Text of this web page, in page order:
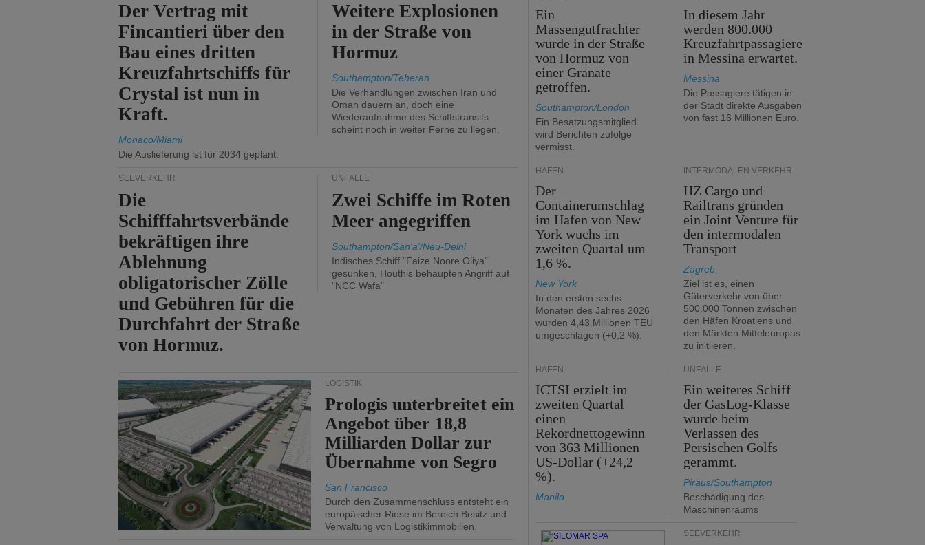
Der Vertrag mit
Fincantieri über den
Bau eines dritten
Kreuzfahrtschiffs für
Crystal ist nun in
Kraft.
Monaco/Miami
Die Auslieferung ist für 2034 geplant.
Weitere Explosionen
in der Straße von
Hormuz
Southampton/Teheran
Die Verhandlungen zwischen Iran und
Oman dauern an, doch eine
Wiederaufnahme des Schiffstransits
scheint noch in weiter Ferne zu liegen.
SEEVERKEHR
Die
Schifffahrtsverbände
bekräftigen ihre
Ablehnung
obligatorischer Zölle
und Gebühren für die
Durchfahrt der Straße
von Hormuz.
UNFÄLLE
Zwei Schiffe im Roten
Meer angegriffen
Southampton/San'a'/Neu-Delhi
Indisches Schiff "Faize Noore Oliya"
gesunken, Houthis behaupten Angriff auf
"NCC Wafa"
LOGISTIK
Prologis unterbreitet ein
Angebot über 18,8
Milliarden Dollar zur
Übernahme von Segro
San Francisco
Durch den Zusammenschluss entsteht ein
europäischer Riese im Bereich Besitz und
Verwaltung von Logistikimmobilien.
Ein
Massengutfrachter
wurde in der Straße
von Hormuz von
einer Granate
getroffen.
Southampton/London
Ein Besatzungsmitglied
wird Berichten zufolge
vermisst.
In diesem Jahr
werden 800.000
Kreuzfahrtpassagiere
in Messina erwartet.
Messina
Die Passagiere tätigen in
der Stadt direkte Ausgaben
von fast 16 Millionen Euro.
HÄFEN
Der
Containerumschlag
im Hafen von New
York wuchs im
zweiten Quartal um
1,6 %.
New York
In den ersten sechs
Monaten des Jahres 2026
wurden 4,43 Millionen TEU
umgeschlagen (+0,2 %).
INTERMODALEN VERKEHR
HZ Cargo und
Railtrans gründen
ein Joint Venture für
den intermodalen
Transport
Zagreb
Ziel ist es, einen
Güterverkehr von über
500.000 Tonnen zwischen
den Häfen Kroatiens und
den Märkten Mitteleuropas
zu initiieren.
HÄFEN
ICTSI erzielt im
zweiten Quartal
einen
Rekordnettogewinn
von 363 Millionen
US-Dollar (+24,2
%).
Manila
UNFÄLLE
Ein weiteres Schiff
der GasLog-Klasse
wurde beim
Verlassen des
Persischen Golfs
gerammt.
Piräus/Southampton
Beschädigung des
Maschinenraums
SEEVERKEHR